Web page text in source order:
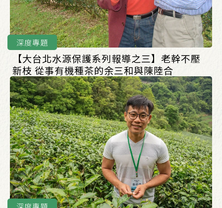
深度專題
【大台北水源保護系列報導之三】老幹不壓
新枝 從事有機種茶的余三和與陳陸合